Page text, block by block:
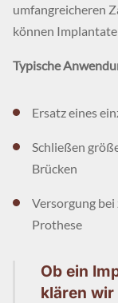
umfangreicheren
können
Typische
Ersatz eines
Schließen
Brücken
Versorgung
Prothese
Ob ein
klären wir